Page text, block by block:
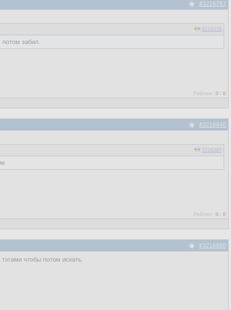
#3216767
3216215
забил.
Рейтинг: 0 / 0
#3216840
3216207
Рейтинг: 0 / 0
#3216860
чтобы потом искать.